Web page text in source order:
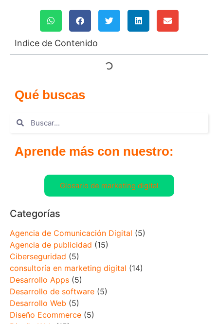
Indice de Contenido
Qué buscas
Aprende más con nuestro:
Glosario de marketing digital
Categorías
Agencia de Comunicación Digital (5)
Agencia de publicidad (15)
Ciberseguridad (5)
consultoría en marketing digital (14)
Desarrollo Apps (5)
Desarrollo de software (5)
Desarrollo Web (5)
Diseño Ecommerce (5)